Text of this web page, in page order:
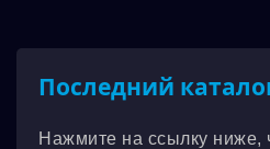
Последний
Нажмите на ссылку ниже,